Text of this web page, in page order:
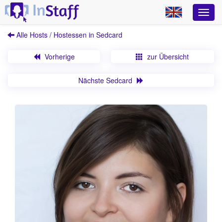
Alle Hosts / Hostessen in Sedcard
Vorherige zur Übersicht
Nächste Sedcard